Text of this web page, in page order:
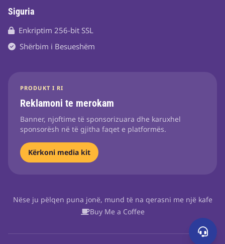
Siguria
Enkriptim 256-bit SSL
Shërbim i Besueshëm
PRODUKT I RI
Reklamoni te merokam
Banner, njoftime të sponsorizuara dhe karuxhel
sponsorësh në të gjitha faqet e platformës.
Kërkoni media kit
Nëse ju pëlqen puna jonë, mund të na qerasni me një kafe
Buy Me a Coffee